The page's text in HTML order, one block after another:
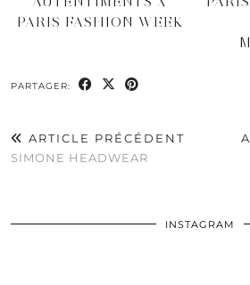
PARIS FASHION WEEK
PARTAGER:
ARTICLE PRÉCÉDENT
SIMONE HEADWEAR
INSTAGRAM